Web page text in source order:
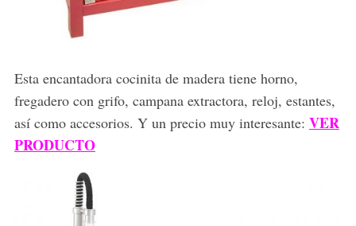
Esta encantadora cocinita de madera tiene horno,
fregadero con grifo, campana extractora, reloj, estantes,
así como accesorios. Y un precio muy interesante: VER
PRODUCTO